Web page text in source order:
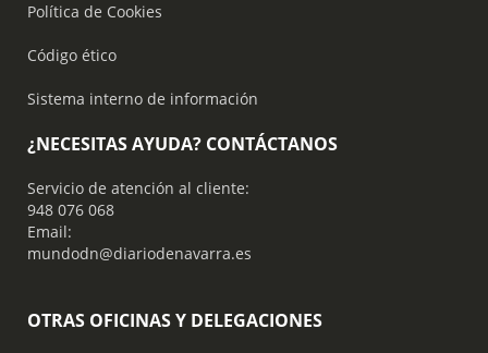
Política de Cookies
Código ético
Sistema interno de información
¿NECESITAS AYUDA? CONTÁCTANOS
Servicio de atención al cliente:
948 076 068
Email:
mundodn@diariodenavarra.es
OTRAS OFICINAS Y DELEGACIONES